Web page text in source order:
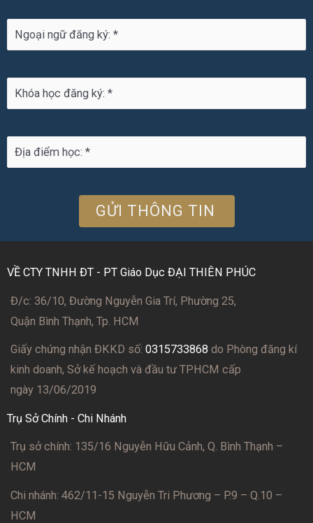
VỀ CTY TNHH ĐT - PT Giáo Dục ĐẠI THIÊN PHÚC
Đ/c: 36/10, Đường Nguyễn Gia Trí, Phường 25,
Quận Bình Thạnh, Tp. HCM
Giấy chứng nhận ĐKKD số: 0315733868 do Phòng đăng kí
kinh doanh, Sở kế hoạch và đầu tư TPHCM cấp
ngày 13/06/2019
Trụ Sở Chính - Chi Nhánh
Trụ sở chính: 135/16 Nguyễn Hữu Cảnh, Q. Bình Thạnh –
HCM
Chi nhánh: 462/11-15 Nguyễn Tri Phương – P.9 – Q.10 –
HCM